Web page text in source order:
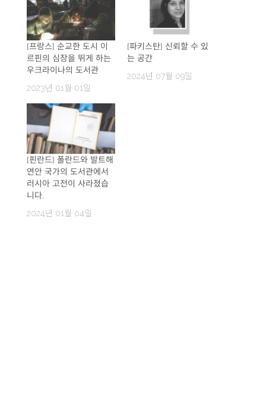
[프랑스] 순교한 도시 이
르핀의 심장을 뛰게 하는
우크라이나의 도서관
2023년 01월 01일
[파키스탄] 신뢰할 수 있
는 공간
2024년 07월 09일
[핀란드] 폴란드와 발트해
연안 국가의 도서관에서
러시아 고전이 사라졌습
니다.
2024년 01월 04일